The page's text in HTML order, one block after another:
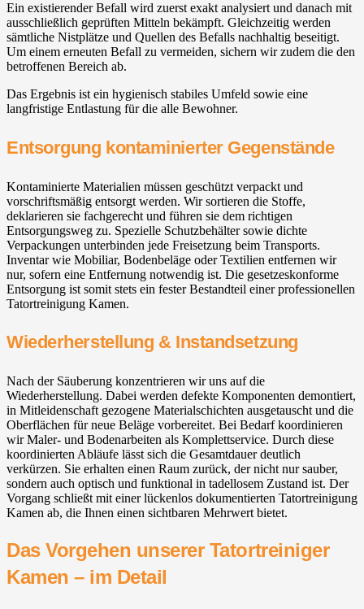
Ein existierender Befall wird zuerst exakt analysiert und danach mit
ausschließlich geprüften Mitteln bekämpft. Gleichzeitig werden
sämtliche Nistplätze und Quellen des Befalls nachhaltig beseitigt.
Um einem erneuten Befall zu vermeiden, sichern wir zudem die den
betroffenen Bereich ab.
Das Ergebnis ist ein hygienisch stabiles Umfeld sowie eine
langfristige Entlastung für die alle Bewohner.
Entsorgung kontaminierter Gegenstände
Kontaminierte Materialien müssen geschützt verpackt und
vorschriftsmäßig entsorgt werden. Wir sortieren die Stoffe,
deklarieren sie fachgerecht und führen sie dem richtigen
Entsorgungsweg zu. Spezielle Schutzbehälter sowie dichte
Verpackungen unterbinden jede Freisetzung beim Transports.
Inventar wie Mobiliar, Bodenbeläge oder Textilien entfernen wir
nur, sofern eine Entfernung notwendig ist. Die gesetzeskonforme
Entsorgung ist somit stets ein fester Bestandteil einer professionellen
Tatortreinigung Kamen.
Wiederherstellung & Instandsetzung
Nach der Säuberung konzentrieren wir uns auf die
Wiederherstellung. Dabei werden defekte Komponenten demontiert,
in Mitleidenschaft gezogene Materialschichten ausgetauscht und die
Oberflächen für neue Beläge vorbereitet. Bei Bedarf koordinieren
wir Maler- und Bodenarbeiten als Komplettservice. Durch diese
koordinierten Abläufe lässt sich die Gesamtdauer deutlich
verkürzen. Sie erhalten einen Raum zurück, der nicht nur sauber,
sondern auch optisch und funktional in tadellosem Zustand ist. Der
Vorgang schließt mit einer lückenlos dokumentierten Tatortreinigung
Kamen ab, die Ihnen einen sichtbaren Mehrwert bietet.
Das Vorgehen unserer Tatortreiniger
Kamen – im Detail